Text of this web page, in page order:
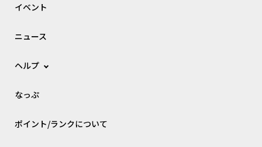
イベント
ニュース
ヘルプ
なっぷ
ポイント/ランクについて